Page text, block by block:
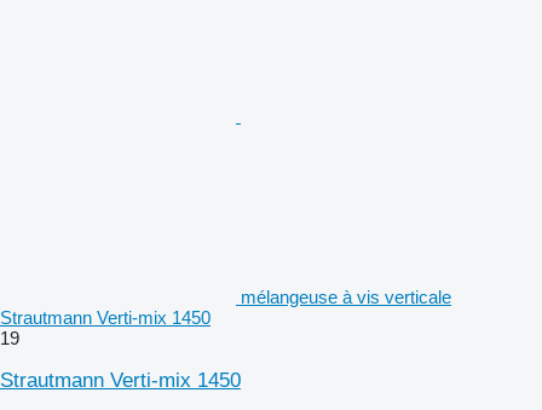
mélangeuse à vis verticale
Strautmann Verti-mix 1450
19
Strautmann Verti-mix 1450